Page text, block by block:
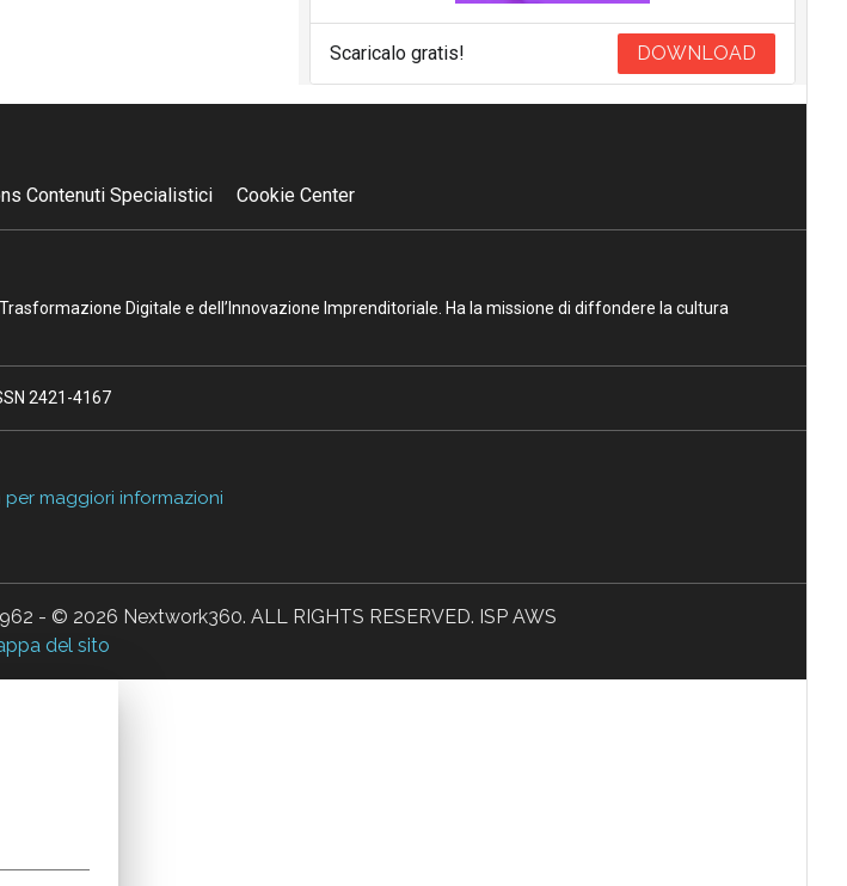
Scaricalo gratis! DOWNLOAD
Contenuti Specialistici Cookie Center
Digitale e dell’Innovazione Imprenditoriale. Ha la missione di diffondere la cultura
2421-4167
maggiori informazioni
- © 2026 Nextwork360. ALL RIGHTS RESERVED. ISP AWS
del sito